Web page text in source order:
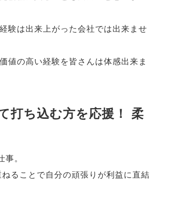
験は出来上がった会社では出来ませ
値の高い経験を皆さんは体感出来ま
打ち込む方を応援！ 柔
事。
ることで自分の頑張りが利益に直結